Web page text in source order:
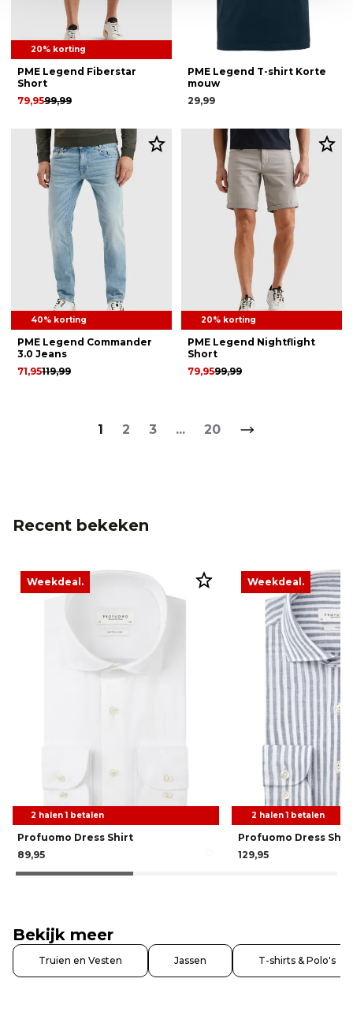
20% korting
PME Legend Fiberstar
Short
99,99
79,95
PME Legend T-shirt Korte
mouw
29,99
40% korting
PME Legend Commander
3.0 Jeans
119,99
71,95
20% korting
PME Legend Nightflight
Short
99,99
79,95
1 2 3 ... 20
Recent bekeken
Weekdeal.
2 halen 1 betalen
Profuomo Dress Shirt
89,95
Weekdeal.
2 halen 1 betalen
Profuomo Dress Shirt
129,95
Bekijk meer
Truien en Vesten Jassen T-shirts & Polo's